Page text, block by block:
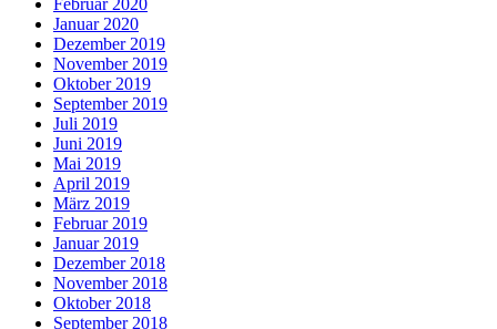
Februar 2020
Januar 2020
Dezember 2019
November 2019
Oktober 2019
September 2019
Juli 2019
Juni 2019
Mai 2019
April 2019
März 2019
Februar 2019
Januar 2019
Dezember 2018
November 2018
Oktober 2018
September 2018